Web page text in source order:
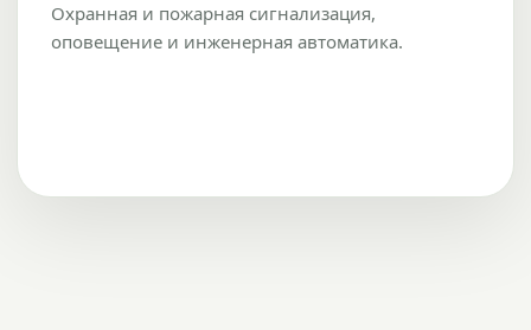
Охранная и пожарная сигнализация,
оповещение и инженерная автоматика.